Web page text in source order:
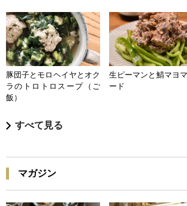
豚団子とモロヘイヤとオク
ラのトロトロスープ（ご
飯）
生ピーマンと鯖マヨ
ード
すべて見る
マガジン